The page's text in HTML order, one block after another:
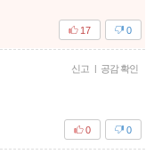
0
17
신고 | 공감 확인
0
0